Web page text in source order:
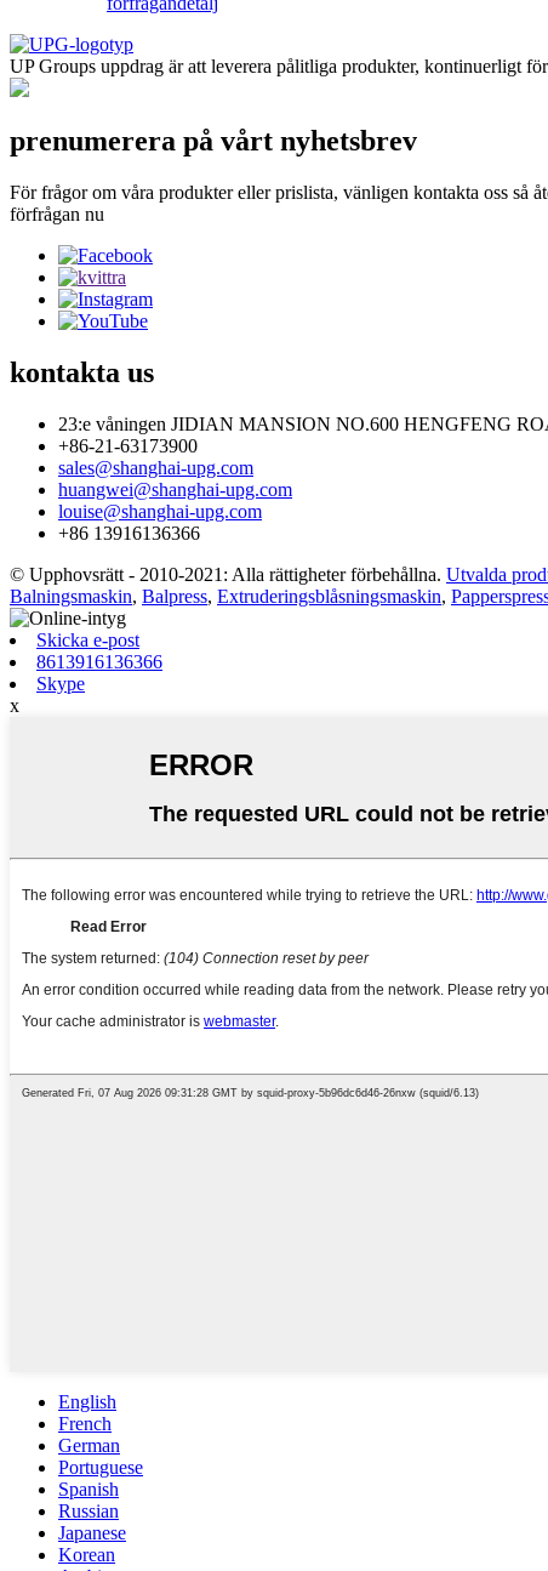
UP Groups uppdrag är att leverera pålitliga produkter, kontinuerligt
prenumerera på vårt nyhetsbrev
För frågor om våra produkter eller prislista, vänligen kontakta oss så
förfrågan nu
kontakta us
23:e våningen JIDIAN MANSION NO.600 HENGFENG
+86-21-63173900
sales@shanghai-upg.com
huangwei@shanghai-upg.com
louise@shanghai-upg.com
+86 13916136366
© Upphovsrätt - 2010-2021: Alla rättigheter förbehållna. Utvalda
Balningsmaskin, Balpress, Extruderingsblåsningsmaskin,
Skicka e-post
8613916136366
Skype
x
English
French
German
Portuguese
Spanish
Russian
Japanese
Korean